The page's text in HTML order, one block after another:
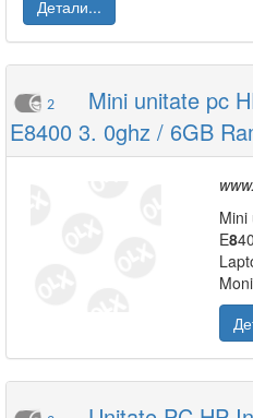
Детали...
2
Mini unitate pc
E8400 3. 0ghz / 6GB
Mini
E8